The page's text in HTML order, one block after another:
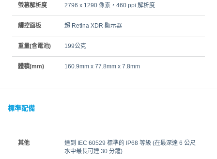
螢幕解析度 2796 x 1290 像素，460 ppi 解析度
觸控面板 超 Retina XDR 顯示器
重量(含電池) 199公克
體積(mm) 160.9mm x 77.8mm x 7.8mm
標準配備
其他
達到 IEC 60529 標準的 IP68 等級 (在最深達 6 公尺
水中最長可達 30 分鐘)